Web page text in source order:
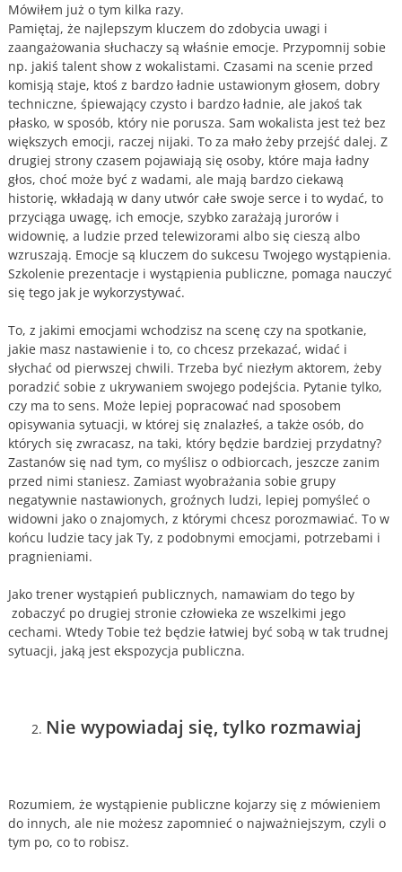
Mówiłem już o tym kilka razy.
Pamiętaj, że najlepszym kluczem do zdobycia uwagi i
zaangażowania słuchaczy są właśnie emocje. Przypomnij sobie
np. jakiś talent show z wokalistami. Czasami na scenie przed
komisją staje, ktoś z bardzo ładnie ustawionym głosem, dobry
techniczne, śpiewający czysto i bardzo ładnie, ale jakoś tak
płasko, w sposób, który nie porusza. Sam wokalista jest też bez
większych emocji, raczej nijaki. To za mało żeby przejść dalej. Z
drugiej strony czasem pojawiają się osoby, które maja ładny
głos, choć może być z wadami, ale mają bardzo ciekawą
historię, wkładają w dany utwór całe swoje serce i to wydać, to
przyciąga uwagę, ich emocje, szybko zarażają jurorów i
widownię, a ludzie przed telewizorami albo się cieszą albo
wzruszają. Emocje są kluczem do sukcesu Twojego wystąpienia.
Szkolenie prezentacje i wystąpienia publiczne, pomaga nauczyć
się tego jak je wykorzystywać.
To, z jakimi emocjami wchodzisz na scenę czy na spotkanie,
jakie masz nastawienie i to, co chcesz przekazać, widać i
słychać od pierwszej chwili. Trzeba być niezłym aktorem, żeby
poradzić sobie z ukrywaniem swojego podejścia. Pytanie tylko,
czy ma to sens. Może lepiej popracować nad sposobem
opisywania sytuacji, w której się znalazłeś, a także osób, do
których się zwracasz, na taki, który będzie bardziej przydatny?
Zastanów się nad tym, co myślisz o odbiorcach, jeszcze zanim
przed nimi staniesz. Zamiast wyobrażania sobie grupy
negatywnie nastawionych, groźnych ludzi, lepiej pomyśleć o
widowni jako o znajomych, z którymi chcesz porozmawiać. To w
końcu ludzie tacy jak Ty, z podobnymi emocjami, potrzebami i
pragnieniami.
Jako trener wystąpień publicznych, namawiam do tego by
zobaczyć po drugiej stronie człowieka ze wszelkimi jego
cechami. Wtedy Tobie też będzie łatwiej być sobą w tak trudnej
sytuacji, jaką jest ekspozycja publiczna.
Nie wypowiadaj się, tylko rozmawiaj
Rozumiem, że wystąpienie publiczne kojarzy się z mówieniem
do innych, ale nie możesz zapomnieć o najważniejszym, czyli o
tym po, co to robisz.